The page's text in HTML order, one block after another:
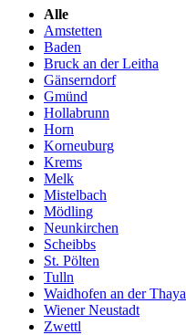
Alle
Amstetten
Baden
Bruck an der Leitha
Gänserndorf
Gmünd
Hollabrunn
Horn
Korneuburg
Krems
Melk
Mistelbach
Mödling
Neunkirchen
Scheibbs
St. Pölten
Tulln
Waidhofen an der Thaya
Wiener Neustadt
Zwettl